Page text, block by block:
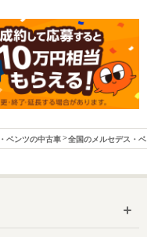
ベンツの中古車 全国のメルセデス・